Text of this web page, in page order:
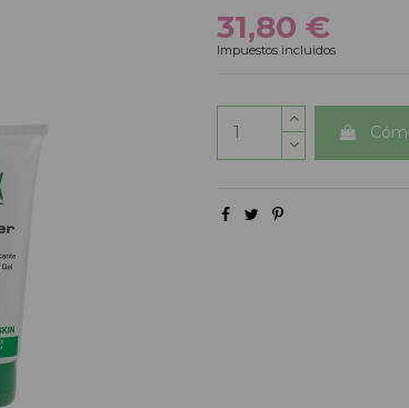
31,80 €
Impuestos incluidos